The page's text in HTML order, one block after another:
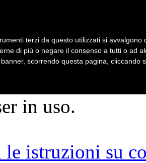
in uso.
istruzioni su
terzi da questo utilizzati si
di più o negare il consenso a tutti o ad
scorrendo questa pagina, cliccando